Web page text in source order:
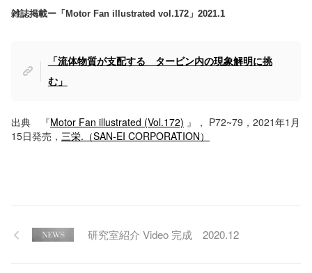
雑誌掲載ー「Motor Fan illustrated vol.172」2021.1
「流体物質が支配する タービン内の現象解明に挑
む」
出典 『Motor Fan illustrated (Vol.172) 』， P72~79，2021年1月
15日発売， 三栄.（SAN-EI CORPORATION）
研究室紹介 Video 完成 2020.12